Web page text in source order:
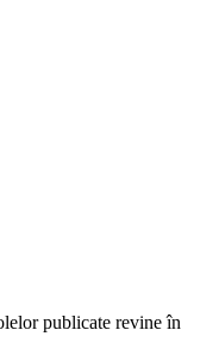
publicate revine în